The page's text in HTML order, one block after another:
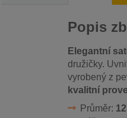
Popis
Elegantní
družičky.
vyrobený z
kvalitní
Průměr: